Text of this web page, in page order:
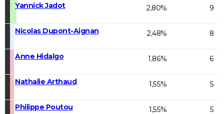
Yannick Jadot 2,80% 9
Nicolas Dupont-Aignan 2,48% 8
Anne Hidalgo 1,86% 6
Nathalie Arthaud 1,55% 5
Philippe Poutou 1,55% 5